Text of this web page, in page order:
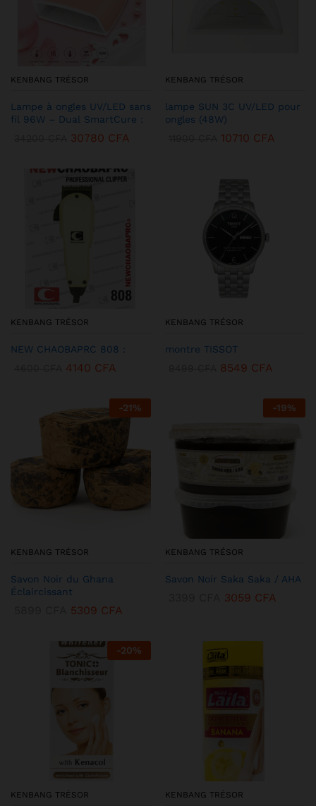
KENBANG TRÉSOR
Lampe à ongles UV/LED sans
fil 96W – Dual SmartCure :
30780 CFA
KENBANG TRÉSOR
lampe SUN 3C UV/LED pour
ongles (48W)
10710 CFA
KENBANG TRÉSOR
NEW CHAOBAPRC 808 :
4140 CFA
KENBANG TRÉSOR
montre TISSOT
8549 CFA
-21%
KENBANG TRÉSOR
Savon Noir du Ghana
Éclaircissant
5309 CFA
-19%
KENBANG TRÉSOR
Savon Noir Saka Saka / AHA
3059 CFA
-20%
KENBANG TRÉSOR KENBANG TRÉSOR